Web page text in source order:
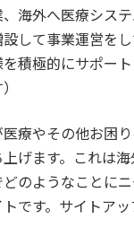
海外へ医療シス
して事業運営を
積極的にサポー
療やその他お困
げます。これは
のようなことに
です。サイトアッ